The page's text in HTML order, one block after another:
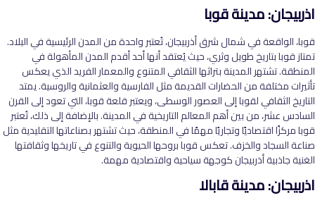
اذربيجان: مدينة قوبا
قوبا، الواقعة في شمال شرق أذربيجان، تُعتبر واحدة من المدن الرئيسية في البلاد.
تمتاز قوبا بتاريخ طويل وثري، حيث يُعتقد أنها أحد أقدم المدن المأهولة في
المنطقة. تشتهر المدينة بتراثها الثقافي المتنوع والمعمار الفريد الذي يعكس
تأثيرات مختلفة من الحضارات القديمة مثل الفارسية والعثمانية والروسية. يمتد
التاريخ الثقافي لقوبا إلى العصور الوسطى، ويعتبر قلعة قوبا، التي تعود إلى القرن
السادس عشر، من بين أهم المعالم التاريخية في المدينة. بالإضافة إلى ذلك، تُعتبر
قوبا مركزًا اقتصاديًا وتجاريًا مهمًا في المنطقة، حيث تشتهر بصناعاتها التقليدية مثل
صناعة السجاد والخزف. تعكس قوبا بروحها الحيوية والتنوع في تاريخها وثقافتها
الغنية جاذبية أذربيجان كوجهة سياحية واقتصادية مهمة.
اذربيجان: مدينة قابالا